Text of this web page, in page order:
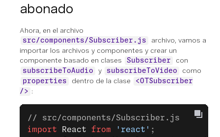
abonado
Ahora, en el archivo
src/components/Subscriber.js
archivo, vamos a
importar los archivos y componentes y crear un
componente basado en clases
Subscriber con
subscribeToAudio y subscribeToVideo como
properties dentro de la clase
<OTSubscriber
/> :
// src/components/Subscriber.js
import React from 'react' ;